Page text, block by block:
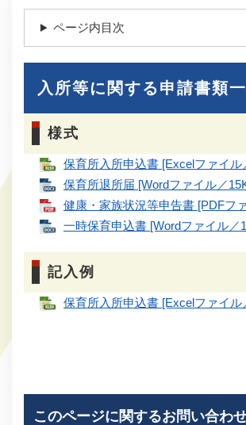
ページ内目次
入所等に関する申請書類
様式
保育所入所申込書 [Excelファイル
保育所退所届 [Wordファイル／
健康・家族状況等申告書 [PDFフ
一時保育申込書 [Wordファイル／
記入例
保育所入所申込書 [Excelファイル
このページに関するお問い合わ